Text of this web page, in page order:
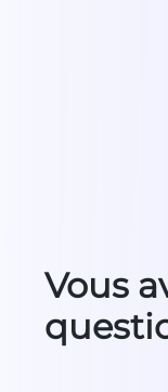
Vous